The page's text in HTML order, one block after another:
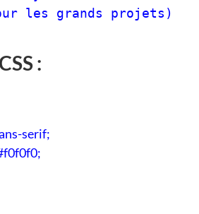
les grands projets)
:
serif;